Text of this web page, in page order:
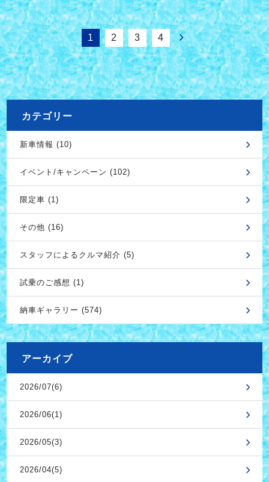
1 2 3 4
カテゴリー
新車情報 (10)
イベント/キャンペーン (102)
限定車 (1)
その他 (16)
スタッフによるクルマ紹介 (5)
試乗のご感想 (1)
納車ギャラリー (574)
アーカイブ
2026/07(6)
2026/06(1)
2026/05(3)
2026/04(5)